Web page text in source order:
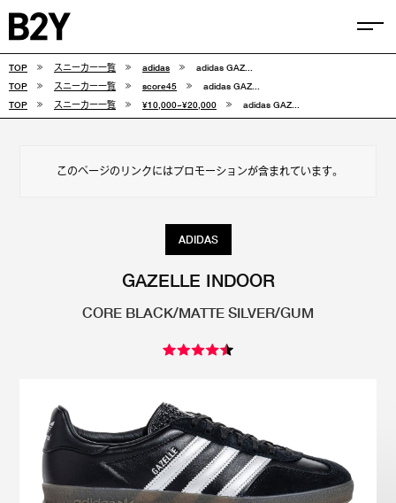
COLUMN
FEATURE
CONVERSE
Onitsuka Tiger ASICS
OTHERS
TOP スニーカー一覧 adidas
adidas GAZ...
TOP
スニーカー一覧 score45
adidas GAZ...
TOP
スニーカー一覧 ¥10,000~¥20,000 adidas GAZ...
このページのリンクにはプロモーションが含まれています。
ADIDAS
GAZELLE INDOOR
CORE BLACK/MATTE SILVER/GUM